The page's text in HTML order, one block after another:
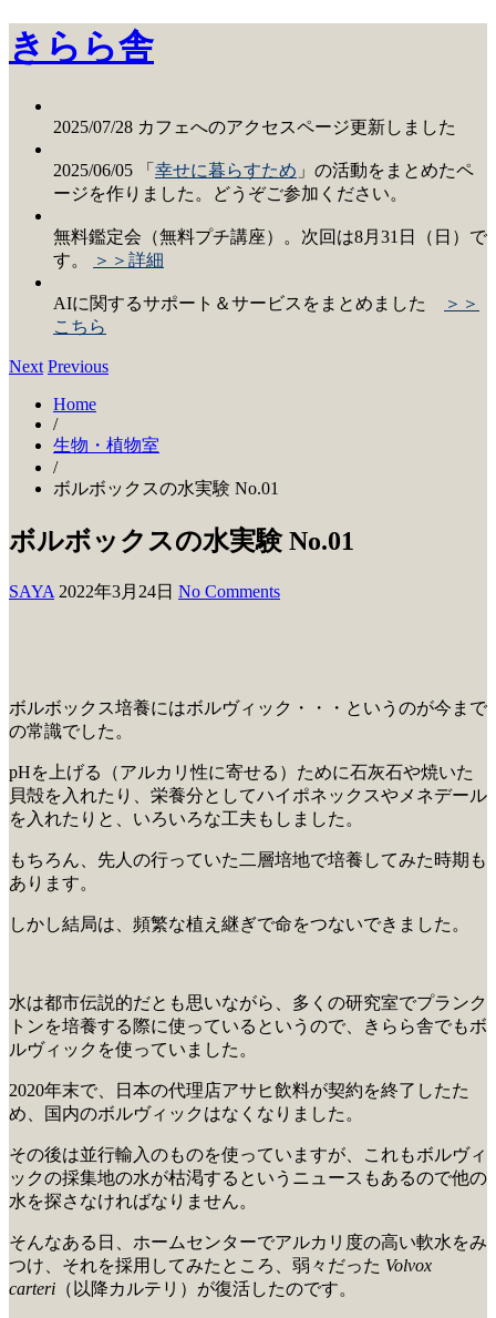
きらら舎
2025/07/28 カフェへのアクセスページ更新しました
2025/06/05 「 幸せに暮らすため 」の活動をまとめたペ
ージを作りました。どうぞご参加ください。
無料鑑定会（無料プチ講座）。次回は8月31日（日）で
す。
＞＞詳細
AIに関するサポート＆サービスをまとめました
＞＞
こちら
Next Previous
Home
/
生物・植物室
/
ボルボックスの水実験 No.01
ボルボックスの水実験 No.01
SAYA 2022年3月24日 No Comments
ボルボックス培養にはボルヴィック・・・というのが今まで
の常識でした。
pHを上げる（アルカリ性に寄せる）ために石灰石や焼いた
貝殻を入れたり、栄養分としてハイポネックスやメネデール
を入れたりと、いろいろな工夫もしました。
もちろん、先人の行っていた二層培地で培養してみた時期も
あります。
しかし結局は、頻繁な植え継ぎで命をつないできました。
水は都市伝説的だとも思いながら、多くの研究室でプランク
トンを培養する際に使っているというので、きらら舎でもボ
ルヴィックを使っていました。
2020年末で、日本の代理店アサヒ飲料が契約を終了したた
め、国内のボルヴィックはなくなりました。
その後は並行輸入のものを使っていますが、これもボルヴィ
ックの採集地の水が枯渇するというニュースもあるので他の
水を探さなければなりません。
そんなある日、ホームセンターでアルカリ度の高い軟水をみ
つけ、それを採用してみたところ、弱々だった Volvox
carteri （以降カルテリ）が復活したのです。